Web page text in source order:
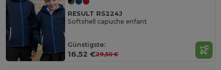
RESULT RS224J
Softshell capuche enfant
Günstigste:
16,52 €29,50 €